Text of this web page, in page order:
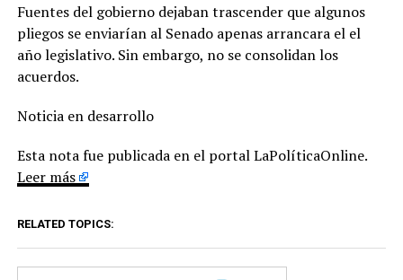
Fuentes del gobierno dejaban trascender que algunos
pliegos se enviarían al Senado apenas arrancara el el
año legislativo. Sin embargo, no se consolidan los
acuerdos.
Noticia en desarrollo
Esta nota fue publicada en el portal LaPolíticaOnline.
Leer más
RELATED TOPICS: